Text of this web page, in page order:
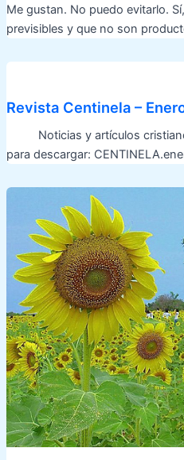
Me gustan. No puedo evitarlo.
previsibles y que no son
Revista Centinela –
Noticias y artículos
para descargar: